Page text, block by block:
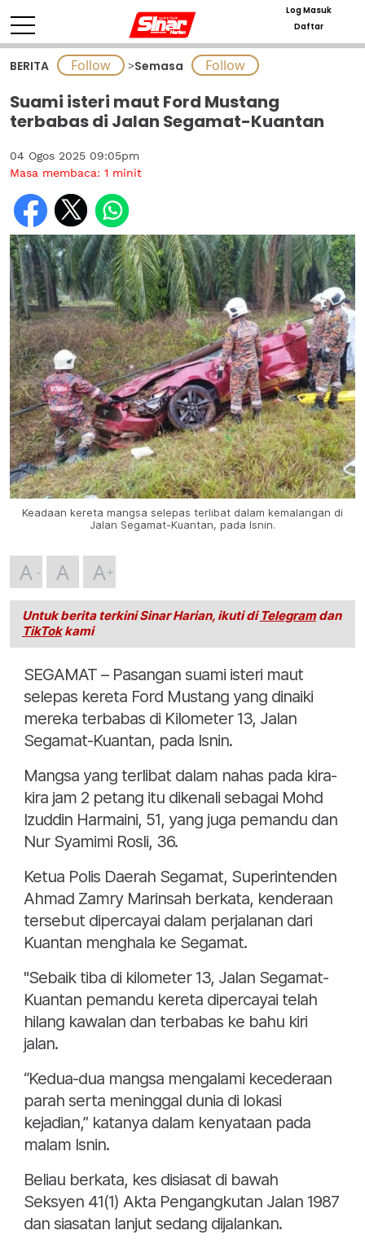
Log Masuk
Daftar
BERITA >Semasa
Suami isteri maut Ford Mustang
terbabas di Jalan Segamat-Kuantan
04 Ogos 2025 09:05pm
Masa membaca: 1 minit
Keadaan kereta mangsa selepas terlibat dalam kemalangan di
Jalan Segamat-Kuantan, pada Isnin.
A A A
Untuk berita terkini Sinar Harian, ikuti di Telegramdan
TikTokkami
SEGAMAT – Pasangan suami isteri maut
selepas kereta Ford Mustang yang dinaiki
mereka terbabas di Kilometer 13, Jalan
Segamat-Kuantan, pada Isnin.
Mangsa yang terlibat dalam nahas pada kira-
kira jam 2 petang itu dikenali sebagai Mohd
Izuddin Harmaini, 51, yang juga pemandu dan
Nur Syamimi Rosli, 36.
Ketua Polis Daerah Segamat, Superintenden
Ahmad Zamry Marinsah berkata, kenderaan
tersebut dipercayai dalam perjalanan dari
Kuantan menghala ke Segamat.
"Sebaik tiba di kilometer 13, Jalan Segamat-
Kuantan pemandu kereta dipercayai telah
hilang kawalan dan terbabas ke bahu kiri
jalan.
“Kedua-dua mangsa mengalami kecederaan
parah serta meninggal dunia di lokasi
kejadian,” katanya dalam kenyataan pada
malam Isnin.
Beliau berkata, kes disiasat di bawah
Seksyen 41(1) Akta Pengangkutan Jalan 1987
dan siasatan lanjut sedang dijalankan.